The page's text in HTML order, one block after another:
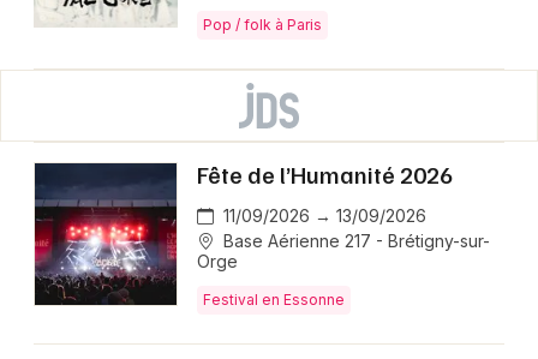
Pop / folk à Paris
Fête de l’Humanité 2026
11/09/2026 → 13/09/2026
Base Aérienne 217 - Brétigny-sur-
Orge
Festival en Essonne